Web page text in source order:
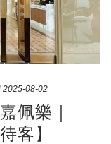
2025-08-02
佩樂｜
客】